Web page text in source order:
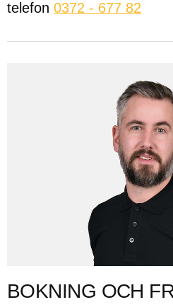
telefon 0372 - 677 82
BOKNING OCH